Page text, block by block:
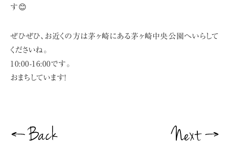
す😊
ぜひぜひ、お近くの方は茅ヶ崎にある茅ヶ崎中央公園へいらして
くださいね。
10:00-16:00です。
おまちしています!